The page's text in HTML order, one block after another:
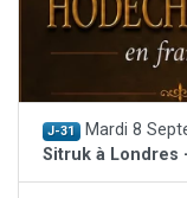
J-31 Mardi 8
Sitruk à Londres